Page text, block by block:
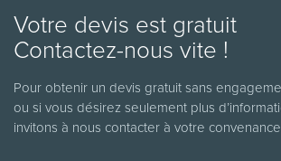
Votre devis est gratuit
Contactez-nous vite !
Pour obtenir un devis gratuit sans
ou si vous désirez seulement plus
invitons à nous contacter à votre